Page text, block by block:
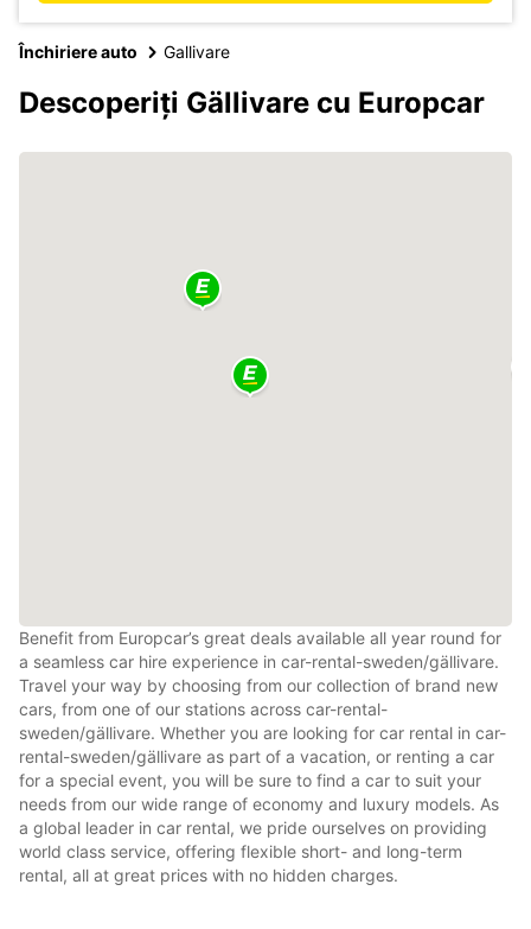
Închiriere auto Gallivare
Descoperiți Gällivare cu Europcar
Benefit from Europcar’s great deals available all year round for
a seamless car hire experience in car-rental-sweden/gällivare.
Travel your way by choosing from our collection of brand new
cars, from one of our stations across car-rental-
sweden/gällivare. Whether you are looking for car rental in car-
rental-sweden/gällivare as part of a vacation, or renting a car
for a special event, you will be sure to find a car to suit your
needs from our wide range of economy and luxury models. As
a global leader in car rental, we pride ourselves on providing
world class service, offering flexible short- and long-term
rental, all at great prices with no hidden charges.